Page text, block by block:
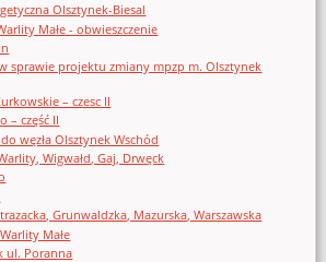
Olsztynek-Biesal
Małe - obwieszczenie
sprawie projektu zmiany mpzp m. Olsztynek
– czesc II
– część II
węzła Olsztynek Wschód
Wigwałd, Gaj, Drwęck
Grunwaldzka, Mazurska, Warszawska
Małe
ul. Poranna